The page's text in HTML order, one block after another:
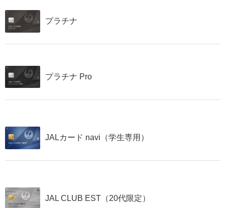
プラチナ
プラチナ Pro
JALカード navi（学生専用）
JAL CLUB EST（20代限定）